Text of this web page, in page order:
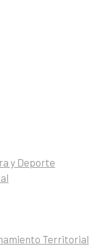
y Deporte
Territorial